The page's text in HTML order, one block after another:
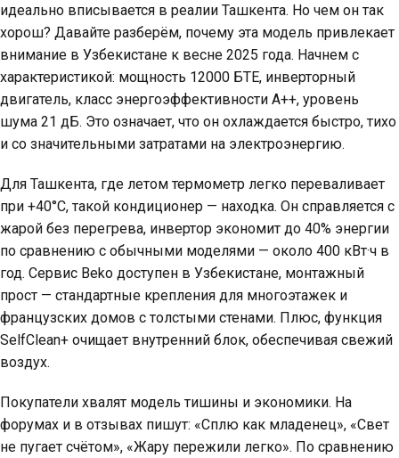
идеально вписывается в реалии Ташкента. Но чем он так
хорош? Давайте разберём, почему эта модель привлекает
внимание в Узбекистане к весне 2025 года. Начнем с
характеристикой: мощность 12000 БТЕ, инверторный
двигатель, класс энергоэффективности А++, уровень
шума 21 дБ. Это означает, что он охлаждается быстро, тихо
и со значительными затратами на электроэнергию.
Для Ташкента, где летом термометр легко переваливает
при +40°C, такой кондиционер — находка. Он справляется с
жарой без перегрева, инвертор экономит до 40% энергии
по сравнению с обычными моделями — около 400 кВт·ч в
год. Сервис Beko доступен в Узбекистане, монтажный
прост — стандартные крепления для многоэтажек и
французских домов с толстыми стенами. Плюс, функция
SelfClean+ очищает внутренний блок, обеспечивая свежий
воздух.
Покупатели хвалят модель тишины и экономики. На
форумах и в отзывах пишут: «Сплю как младенец», «Свет
не пугает счётом», «Жару пережили легко». По сравнению